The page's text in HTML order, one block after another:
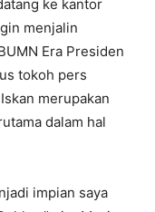
ke kantor
menjalin
Era Presiden
tokoh pers
merupakan
dalam hal
impian saya